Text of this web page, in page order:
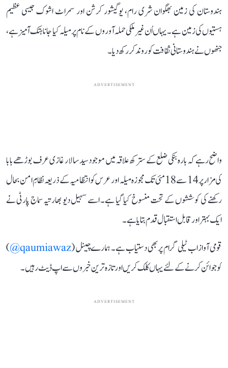
ہندوستان کی زمین بھگوان شری رام، یوگیشور کرشن اور سمراٹ اشوک جیسی عظیم
ہستیوں کی زمین ہے۔ یہاں اُن غیر ملکی حملہ آوروں کے نام پر میلہ کیا جانا ہتک آمیز ہے،
جنھوں نے ہندوستانی ثقافت کو روند کر رکھ دیا۔
ADVERTISEMENT
واضح رہے کہ بارہ بنکی ضلع کے سترکھ علاقہ میں موجود سید سالار غازی عرف بوڑھے بابا
کی مزار پر 14 سے 18 مئی تک مجوزہ میلہ اور عرس کو انتظامیہ کے ذریعہ نظامِ امن بحال
رکھنے کی کوششوں کے تحت منسوخ کیا گیا ہے۔ اسے سہیل دیو بھارتیہ سماج پارٹی نے
ایک بہتر اور قابل استقبال قدم بتایا ہے۔
قومی آواز اب ٹیلی گرام پر بھی دستیاب ہے۔ ہمارے چینل (qaumiawaz@
)
کو جوائن کرنے کے لئے یہاں کلک کریں اور تازہ ترین خبروں سے اپ ڈیٹ رہیں۔
ADVERTISEMENT